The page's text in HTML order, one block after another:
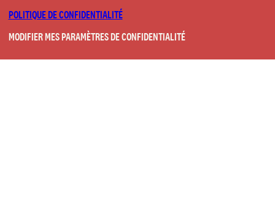
POLITIQUE DE CONFIDENTIALITÉ
MODIFIER MES PARAMÈTRES DE CONFIDENTIALITÉ